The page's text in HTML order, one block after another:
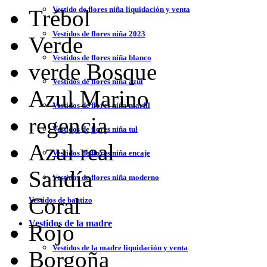
Vestido de flores niña liquidación y venta
Vestidos de flores niña 2023
Vestidos de flores niña blanco
Vestidos de flores niña azul
Vestidos de flores niña marfil
Vestidos de flores niña tul
Vestidos de flores niña encaje
Vestidos de flores niña moderno
Vestidos de bautizo
Vestidos de la madre
Vestidos de la madre liquidación y venta
Trébol
Verde
verde Bosque
Azul Marino
regencia
Azul real
Sandía
Coral
Rojo
Borgoña